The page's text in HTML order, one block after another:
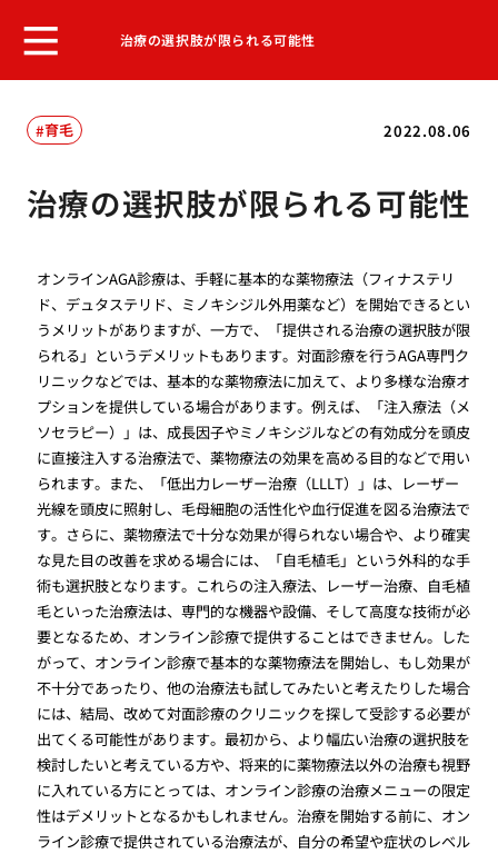
治療の選択肢が限られる可能性
2022.08.06
育毛
治療の選択肢が限られる可能性
オンラインAGA診療は、手軽に基本的な薬物療法（フィナステリ
ド、デュタステリド、ミノキシジル外用薬など）を開始できるとい
うメリットがありますが、一方で、「提供される治療の選択肢が限
られる」というデメリットもあります。対面診療を行うAGA専門ク
リニックなどでは、基本的な薬物療法に加えて、より多様な治療オ
プションを提供している場合があります。例えば、「注入療法（メ
ソセラピー）」は、成長因子やミノキシジルなどの有効成分を頭皮
に直接注入する治療法で、薬物療法の効果を高める目的などで用い
られます。また、「低出力レーザー治療（LLLT）」は、レーザー
光線を頭皮に照射し、毛母細胞の活性化や血行促進を図る治療法で
す。さらに、薬物療法で十分な効果が得られない場合や、より確実
な見た目の改善を求める場合には、「自毛植毛」という外科的な手
術も選択肢となります。これらの注入療法、レーザー治療、自毛植
毛といった治療法は、専門的な機器や設備、そして高度な技術が必
要となるため、オンライン診療で提供することはできません。した
がって、オンライン診療で基本的な薬物療法を開始し、もし効果が
不十分であったり、他の治療法も試してみたいと考えたりした場合
には、結局、改めて対面診療のクリニックを探して受診する必要が
出てくる可能性があります。最初から、より幅広い治療の選択肢を
検討したいと考えている方や、将来的に薬物療法以外の治療も視野
に入れている方にとっては、オンライン診療の治療メニューの限定
性はデメリットとなるかもしれません。治療を開始する前に、オン
ライン診療で提供されている治療法が、自分の希望や症状のレベル